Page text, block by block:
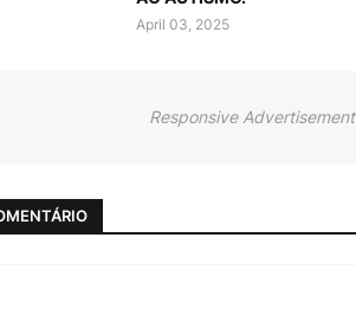
April 03, 2025
Responsive Advertisement